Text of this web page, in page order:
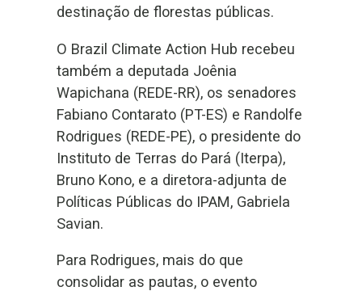
destinação de florestas públicas.
O Brazil Climate Action Hub recebeu
também a deputada Joênia
Wapichana (REDE-RR), os senadores
Fabiano Contarato (PT-ES) e Randolfe
Rodrigues (REDE-PE), o presidente do
Instituto de Terras do Pará (Iterpa),
Bruno Kono, e a diretora-adjunta de
Políticas Públicas do IPAM, Gabriela
Savian.
Para Rodrigues, mais do que
consolidar as pautas, o evento